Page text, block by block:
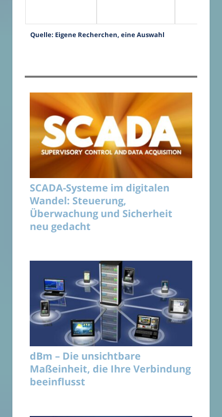
Quelle: Eigene Recherchen, eine Auswahl
SCADA-Systeme im digitalen
Wandel: Steuerung,
Überwachung und Sicherheit
neu gedacht
dBm – Die unsichtbare
Maßeinheit, die Ihre Verbindung
beeinflusst